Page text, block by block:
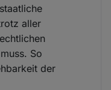
aller
So
der